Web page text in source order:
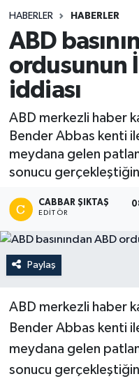
HABERLER HABERLER
ABD
ordusunun
iddiası
ABD merkezli haber
Bender Abbas kenti
meydana gelen
sonucu
CABBAR ŞIKTAŞ
EDITÖR
Paylaş
ABD merkezli haber
Bender Abbas kenti
meydana gelen
sonucu
Son Dakika
Haber Arşivi